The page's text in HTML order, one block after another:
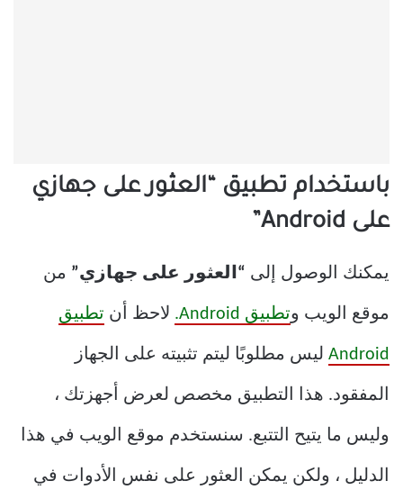
باستخدام تطبيق “العثور على جهازي
على Android”
يمكنك الوصول إلى “العثور على جهازي” من
موقع الويب وتطبيق Android. لاحظ أن تطبيق
Android ليس مطلوبًا ليتم تثبيته على الجهاز
المفقود. هذا التطبيق مخصص لعرض أجهزتك ،
وليس ما يتيح التتبع. سنستخدم موقع الويب في هذا
الدليل ، ولكن يمكن العثور على نفس الأدوات في